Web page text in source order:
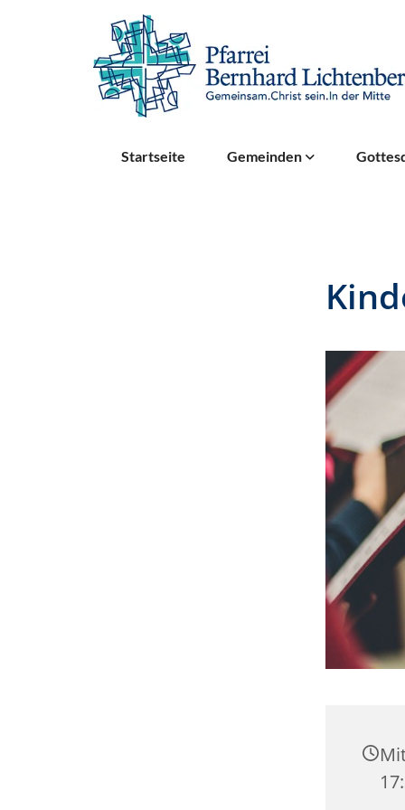
Startseite Gemeinden